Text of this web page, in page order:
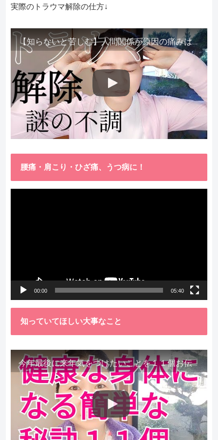
実際のトラウマ解除の仕方↓
【知らないと苦しむ】人間関係が原因の痛みはトラウマ解除が必須。病院に行っても原因不明で治らない不調はこれをしてからケアしてみてください。
腰痛・肩こり・ひざ痛、うつ病に！
00:00 05:40
知っていてほしい大事なこと
今年最後に来年気をつけたいことを１１個お伝えします。